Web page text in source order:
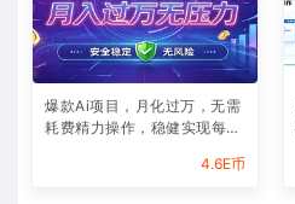
爆款Ai项目，月化过万，无需
耗费精力操作，稳健实现每月
4.6E币